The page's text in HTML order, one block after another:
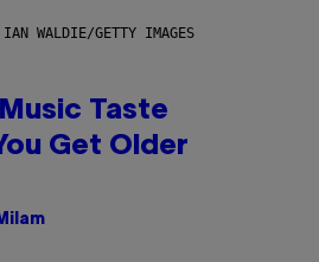
WALDIE/GETTY IMAGES
Taste
Get Older